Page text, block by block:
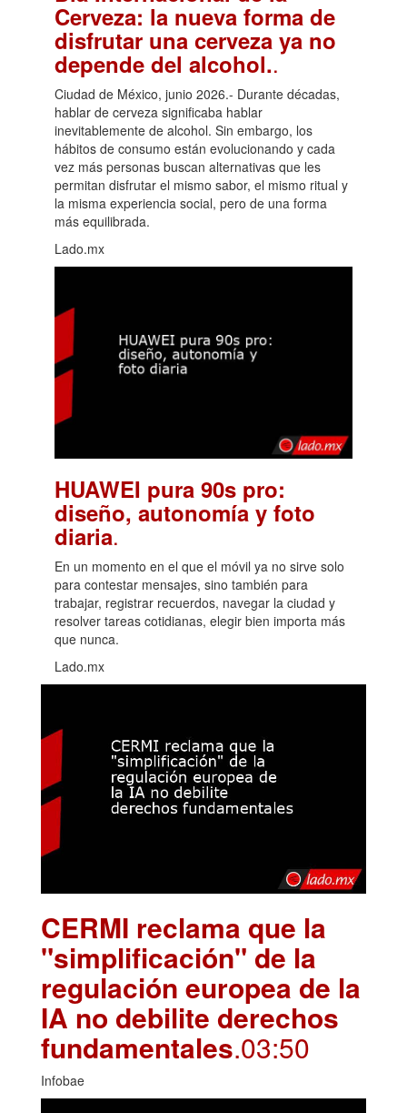
Cerveza: la nueva forma de
disfrutar una cerveza ya no
depende del alcohol..
Ciudad de México, junio 2026.- Durante décadas,
hablar de cerveza significaba hablar
inevitablemente de alcohol. Sin embargo, los
hábitos de consumo están evolucionando y cada
vez más personas buscan alternativas que les
permitan disfrutar el mismo sabor, el mismo ritual y
la misma experiencia social, pero de una forma
más equilibrada.
Lado.mx
HUAWEI pura 90s pro:
diseño, autonomía y foto
diaria.
En un momento en el que el móvil ya no sirve solo
para contestar mensajes, sino también para
trabajar, registrar recuerdos, navegar la ciudad y
resolver tareas cotidianas, elegir bien importa más
que nunca.
Lado.mx
CERMI reclama que la
"simplificación" de la
regulación europea de la
IA no debilite derechos
fundamentales.03:50
Infobae